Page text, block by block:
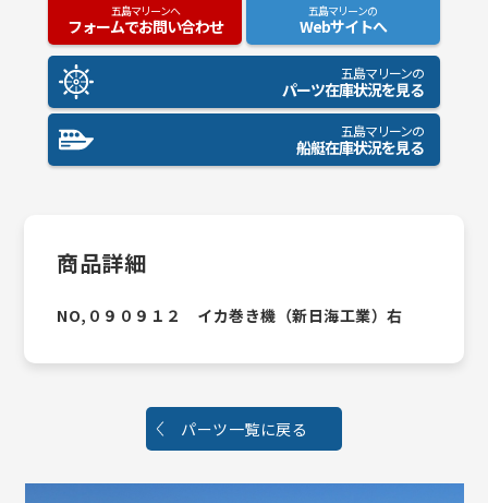
五島マリーンへ
フォームでお問い合わせ
五島マリーンの
Webサイトへ
五島マリーンの
パーツ在庫状況を見る
五島マリーンの
船艇在庫状況を見る
商品詳細
NO,０９０９１２ イカ巻き機（新日海工業）右
パーツ一覧に戻る